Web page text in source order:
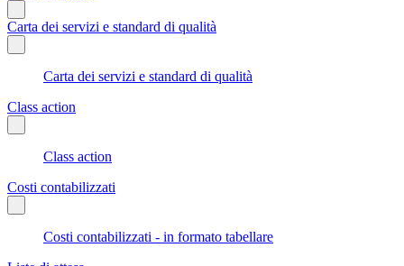
Carta dei servizi e standard di qualità
Carta dei servizi e standard di qualità
Class action
Class action
Costi contabilizzati
Costi contabilizzati - in formato tabellare